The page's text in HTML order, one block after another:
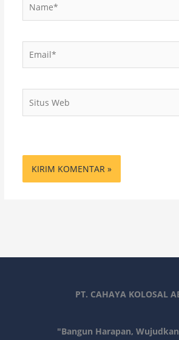
Web
PT. CAHAYA KOLOSAL
"Bangun Harapan,